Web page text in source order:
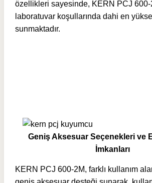
özellikleri sayesinde, KERN PCJ 600-
laboratuvar koşullarında dahi en
sunmaktadır.
Geniş Aksesuar Seçenekleri ve
İmkanları
KERN PCJ 600-2M, farklı kullanım